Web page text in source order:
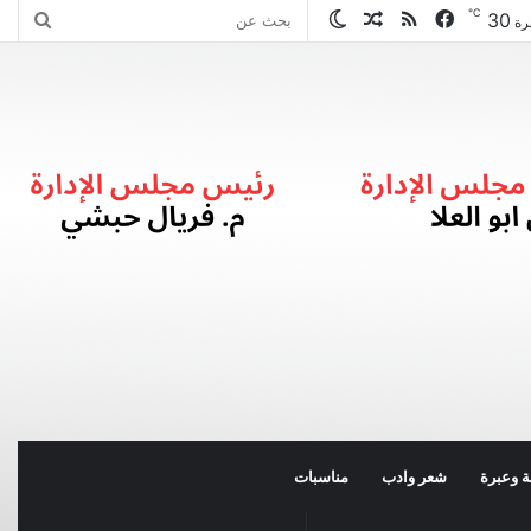
الوضع مقال ملخص
فيسبوك 30
℃
وعبرة شعر وادب مناسبات